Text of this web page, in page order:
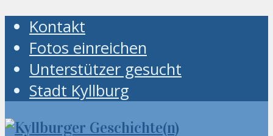
Kontakt
Fotos einreichen
Unterstützer gesucht
Stadt Kyllburg